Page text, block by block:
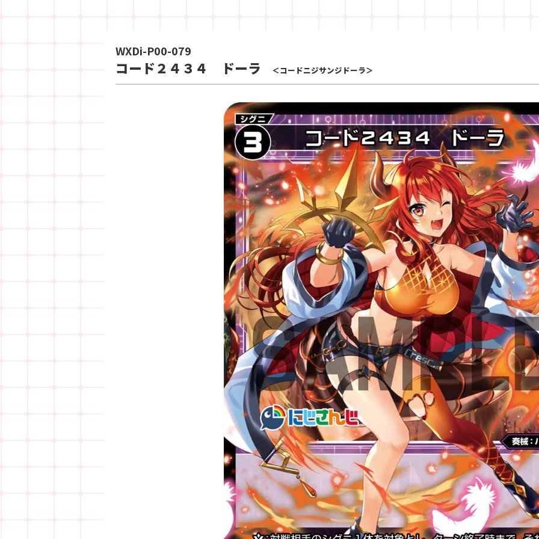
WXDi-P00-079
コード２４３４ ドーラ ＜コードニジサンジドーラ＞